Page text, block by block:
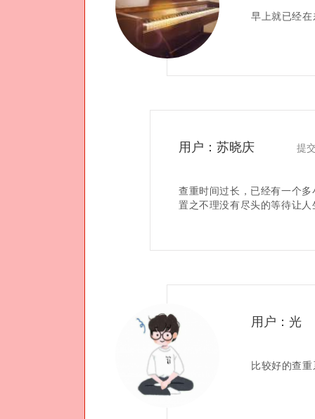
早上就已经
用户：苏晓庆 提
查重时间过长，已经有一个
置之不理没有尽头的等待让人
用户：光
比较好的查